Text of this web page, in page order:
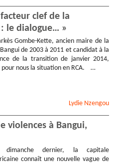
clef de la
le dialogue… »
Gombe-Kette, ancien maire de la
de 2003 à 2011 et candidat à la
de la transition de janvier 2014,
pour nous la situation en RCA. …
Lydie Nzengou
violences à Bangui,
dimanche dernier, la capitale
connaît une nouvelle vague de